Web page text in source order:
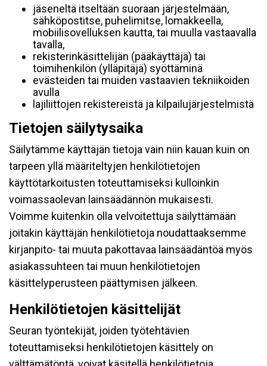
jäseneltä itseltään suoraan järjestelmään,
sähköpostitse, puhelimitse, lomakkeella,
mobiilisovelluksen kautta, tai muulla vastaavalla
tavalla,
rekisterinkäsittelijän (pääkäyttäjä) tai
toimihenkilön (ylläpitäjä) syöttäminä
evästeiden tai muiden vastaavien tekniikoiden
avulla
lajiliittojen rekistereistä ja kilpailujärjestelmistä
Tietojen säilytysaika
Säilytämme käyttäjän tietoja vain niin kauan kuin on
tarpeen yllä määriteltyjen henkilötietojen
käyttötarkoitusten toteuttamiseksi kulloinkin
voimassaolevan lainsäädännön mukaisesti.
Voimme kuitenkin olla velvoitettuja säilyttämään
joitakin käyttäjän henkilötietoja noudattaaksemme
kirjanpito- tai muuta pakottavaa lainsäädäntöä myös
asiakassuhteen tai muun henkilötietojen
käsittelyperusteen päättymisen jälkeen.
Henkilötietojen käsittelijät
Seuran työntekijät, joiden työtehtävien
toteuttamiseksi henkilötietojen käsittely on